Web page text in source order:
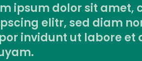
ipsum dolor sit amet,
elitr, sed diam
invidunt ut labore et